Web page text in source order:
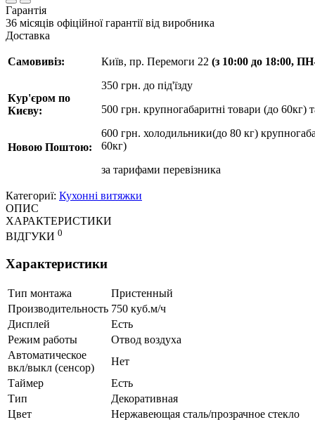
Гарантія
36 місяців офіційної гарантії від виробника
Доставка
Самовивіз:
Кур'єром по
Києву:
Новою Поштою:
Київ, пр. Перемоги 22 (з 10:00 до 18:00,
350 грн. до під'їзду
500 грн. крупногабаритні товари (до 60кг)
600 грн. холодильники(до 80 кг)
60кг)
за тарифами перевізника
Категориї: Кухонні витяжки
ОПИС
ХАРАКТЕРИСТИКИ
ВІДГУКИ 0
Характеристики
Тип монтажа
Пристенный
Производительность 750 куб.м/ч
Дисплей
Есть
Режим работы
Отвод воздуха
Автоматическое
вкл/выкл (сенсор)
Нет
Таймер
Есть
Тип
Декоративная
Цвет
Нержавеющая сталь/прозрачное стекло